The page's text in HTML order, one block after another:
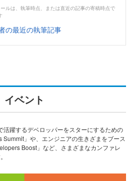
ルは、執筆時点、または直近の記事の寄稿時点で
の最近の執筆記事
イベント
躍するデベロッパーをスターにするための
」や、エンジニアの生きざまをブース
Boost」など、さまざまなカンファレ